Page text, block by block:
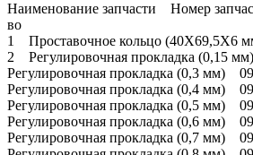
Наименование запчасти Номер
во
1 Проставочное кольцо
2 Регулировочная прокладка (0,15
Регулировочная прокладка (0,3 мм)
Регулировочная прокладка (0,4 мм)
Регулировочная прокладка (0,5 мм)
Регулировочная прокладка (0,6 мм)
Регулировочная прокладка (0,7 мм)